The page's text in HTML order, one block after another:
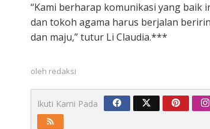
“Kami berharap komunikasi yang baik
dan tokoh agama harus berjalan
dan maju,” tutur Li Claudia.***
oleh redaksi
Ikuti Kami Pada